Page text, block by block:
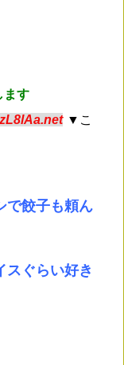
ます
▼こ
で餃子も頼ん
スぐらい好き